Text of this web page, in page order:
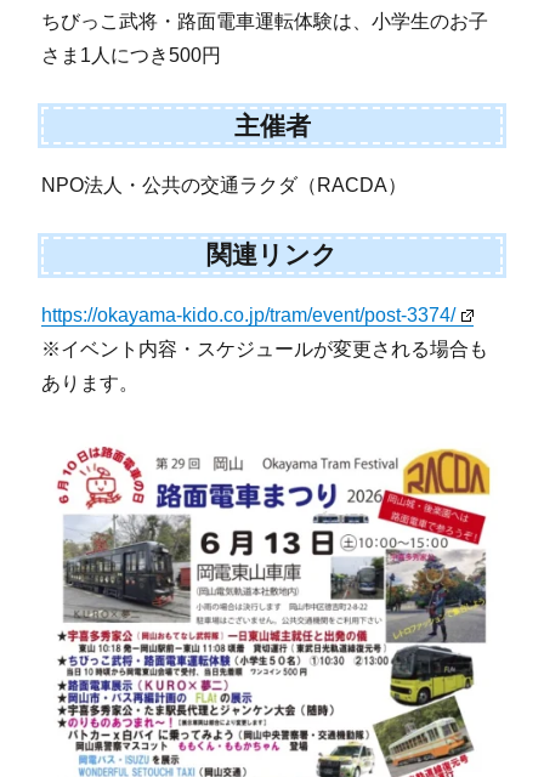
ちびっこ武将・路面電車運転体験は、小学生のお子
さま1人につき500円
主催者
NPO法人・公共の交通ラクダ（RACDA）
関連リンク
https://okayama-kido.co.jp/tram/event/post-3374/
※イベント内容・スケジュールが変更される場合も
あります。